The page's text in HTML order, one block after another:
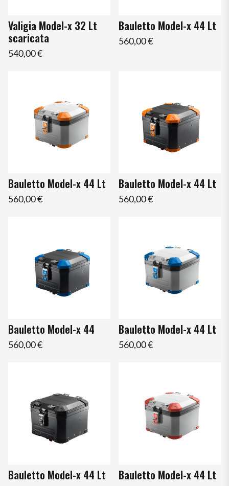
Valigia Model-x 32 Lt
scaricata
540,00 €
Bauletto Model-x 44 Lt
560,00 €
Bauletto Model-x 44 Lt
560,00 €
Bauletto Model-x 44 Lt
560,00 €
Bauletto Model-x 44
560,00 €
Bauletto Model-x 44 Lt
560,00 €
Bauletto Model-x 44 Lt Bauletto Model-x 44 Lt